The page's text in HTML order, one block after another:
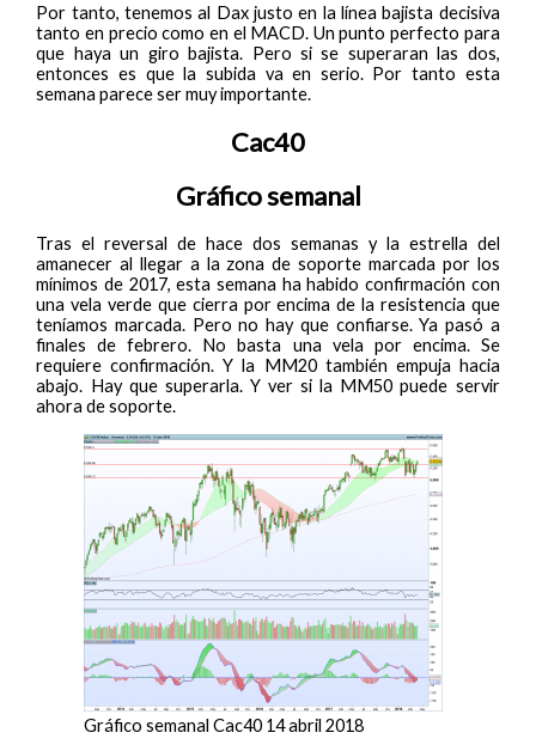
Por tanto, tenemos al Dax justo en la línea bajista decisiva
tanto en precio como en el MACD. Un punto perfecto para
que haya un giro bajista. Pero si se superaran las dos,
entonces es que la subida va en serio. Por tanto esta
semana parece ser muy importante.
Cac40
Gráfico semanal
Tras el reversal de hace dos semanas y la estrella del
amanecer al llegar a la zona de soporte marcada por los
mínimos de 2017, esta semana ha habido confirmación con
una vela verde que cierra por encima de la resistencia que
teníamos marcada. Pero no hay que confiarse. Ya pasó a
finales de febrero. No basta una vela por encima. Se
requiere confirmación. Y la MM20 también empuja hacia
abajo. Hay que superarla. Y ver si la MM50 puede servir
ahora de soporte.
Gráfico semanal Cac40 14 abril 2018